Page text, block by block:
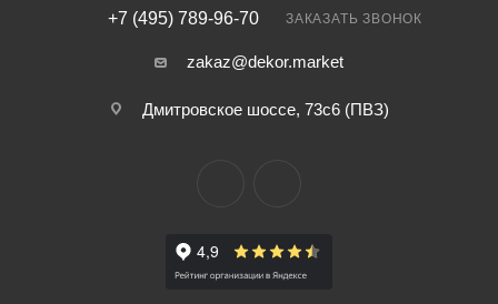
+7 (495) 789-96-70 ЗАКАЗАТЬ ЗВОНОК
zakaz@dekor.market
Дмитровское шоссе, 73с6 (ПВЗ)